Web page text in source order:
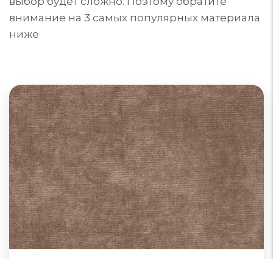
внимание на 3 самых популярных материала
ниже
Диваны из велюра
Велюр для обивки мебели может быть из
синтетических, натуральных или комбинированных
материалов. Поверхность ворса: гладкая, тисненая
или фасонная. Однотонный или с принтом